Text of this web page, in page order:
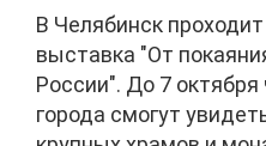
В Челябинск
выставка "От
России". До 7
города смогут